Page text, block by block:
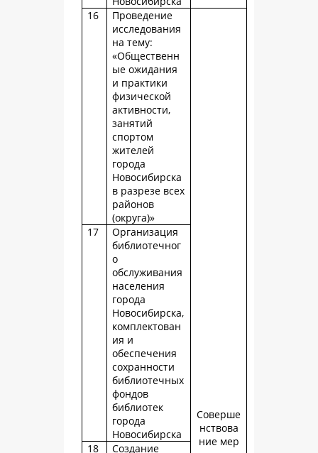
16
Проведение
исследования
на тему:
«Общественн
ые ожидания
и практики
физической
активности,
занятий
спортом
жителей
города
Новосибирска
в разрезе всех
районов
(округа)»
Соверше
нствова
ние мер
17
Организация
библиотечног
о
обслуживания
населения
города
Новосибирска,
комплектован
ия и
обеспечения
сохранности
библиотечных
фондов
библиотек
города
Новосибирска
18
Создание